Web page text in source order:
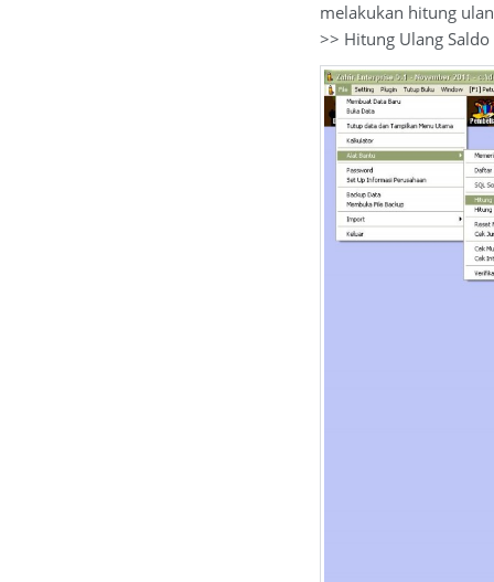
melakukan hitung
>> Hitung Ulang